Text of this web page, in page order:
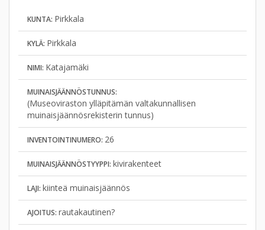
KUNTA: Pirkkala
KYLÄ: Pirkkala
NIMI: Katajamäki
MUINAISJÄÄNNÖSTUNNUS:
(Museoviraston ylläpitämän valtakunnallisen
muinaisjäännösrekisterin tunnus)
INVENTOINTINUMERO: 26
MUINAISJÄÄNNÖSTYYPPI: kivirakenteet
LAJI: kiinteä muinaisjäännös
AJOITUS: rautakautinen?